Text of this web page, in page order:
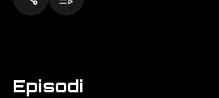
Episodi